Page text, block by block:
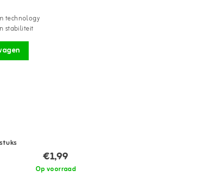
technology
stabiliteit
€1,99
Op voorraad